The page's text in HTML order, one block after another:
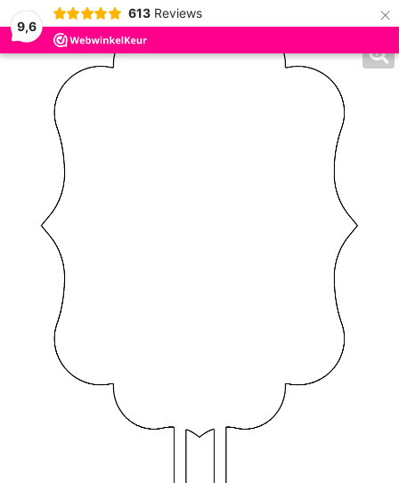
9,6
613 Reviews ×
Taarttoppers op Maat
Toppers Eigen
Taarttopper Eigen Ontwerp Gravure: Frame 1 - 10 cm